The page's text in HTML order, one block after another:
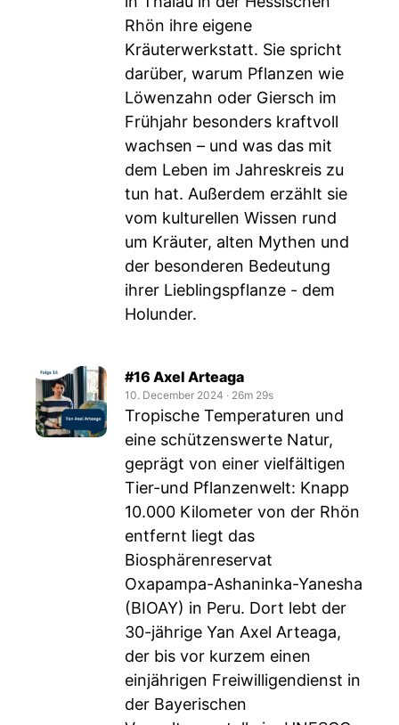
Rhön ihre eigene
Kräuterwerkstatt. Sie spricht
darüber, warum Pflanzen wie
Löwenzahn oder Giersch im
Frühjahr besonders kraftvoll
wachsen – und was das mit
dem Leben im Jahreskreis zu
tun hat. Außerdem erzählt sie
vom kulturellen Wissen rund
um Kräuter, alten Mythen und
der besonderen Bedeutung
ihrer Lieblingspflanze - dem
Holunder.
#16 Axel Arteaga
10. December 2024 ‧ 26m 29s
Tropische Temperaturen und
eine schützenswerte Natur,
geprägt von einer vielfältigen
Tier-und Pflanzenwelt: Knapp
10.000 Kilometer von der Rhön
entfernt liegt das
Biosphärenreservat
Oxapampa-Ashaninka-Yanesha
(BIOAY) in Peru. Dort lebt der
30-jährige Yan Axel Arteaga,
der bis vor kurzem einen
einjährigen Freiwilligendienst in
der Bayerischen